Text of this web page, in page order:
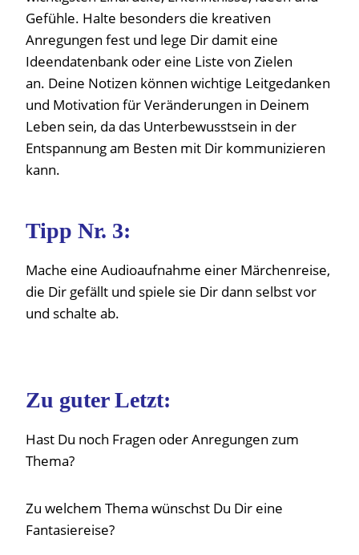
Gefühle. Halte besonders die kreativen
Anregungen fest und lege Dir damit eine
Ideendatenbank oder eine Liste von Zielen
an. Deine Notizen können wichtige Leitgedanken
und Motivation für Veränderungen in Deinem
Leben sein, da das Unterbewusstsein in der
Entspannung am Besten mit Dir kommunizieren
kann.
Tipp Nr. 3:
Mache eine Audioaufnahme einer Märchenreise,
die Dir gefällt und spiele sie Dir dann selbst vor
und schalte ab.
Zu guter Letzt:
Hast Du noch Fragen oder Anregungen zum
Thema?
Zu welchem Thema wünschst Du Dir eine
Fantasiereise?